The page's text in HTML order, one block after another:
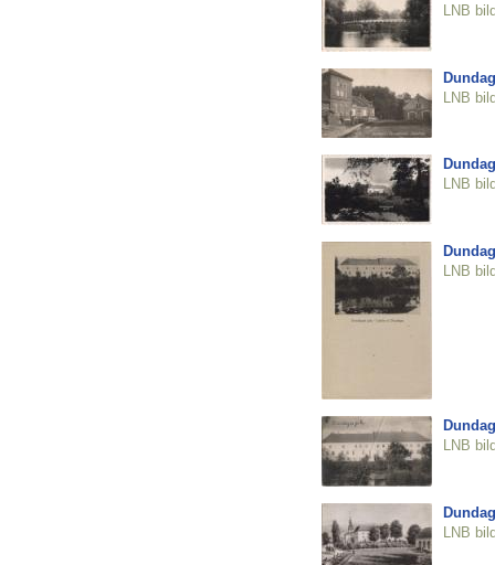
LNB
LNB
LNB
LNB
LNB
LNB